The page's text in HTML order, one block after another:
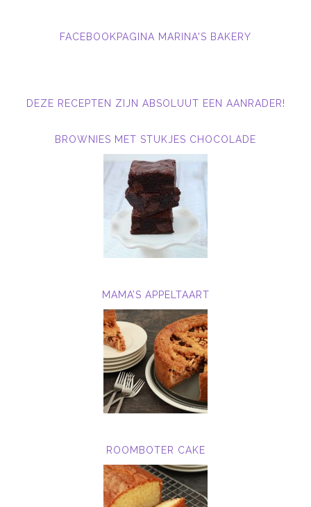
FACEBOOKPAGINA MARINA'S BAKERY
DEZE RECEPTEN ZIJN ABSOLUUT EEN AANRADER!
BROWNIES MET STUKJES CHOCOLADE
MAMA’S APPELTAART
ROOMBOTER CAKE